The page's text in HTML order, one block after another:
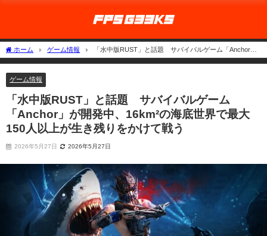
ホーム ゲーム情報
「水中版RUST」と話題 サバイバルゲーム「Anchor」
が開発中、16km²の海底世界で最大150人以上が生き残りをかけて戦う
ゲーム情報
「水中版RUST」と話題 サバイバルゲーム
「Anchor」が開発中、16km²の海底世界で最大
150人以上が生き残りをかけて戦う
2026年5月27日 2026年5月27日